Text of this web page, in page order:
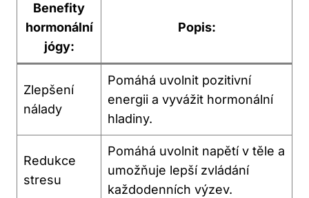
Benefity
hormonální
jógy:
Popis:
Zlepšení
nálady
Pomáhá uvolnit pozitivní
energii a vyvážit hormonální
hladiny.
Redukce
stresu
Pomáhá uvolnit napětí v těle a
umožňuje lepší zvládání
každodenních výzev.